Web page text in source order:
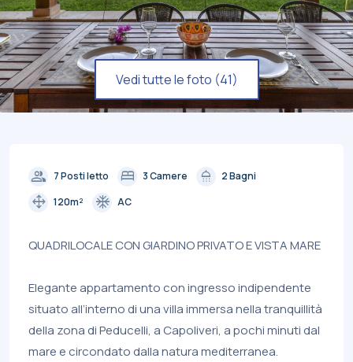
Vedi tutte le foto (41)
group 7 Posti letto bed 3 Camere shower 2 Bagni
drag_pan 120m² ac_unit AC
QUADRILOCALE CON GIARDINO PRIVATO E VISTA MARE
Elegante appartamento con ingresso indipendente
situato all’interno di una villa immersa nella tranquillità
della zona di Peducelli, a Capoliveri, a pochi minuti dal
mare e circondato dalla natura mediterranea.